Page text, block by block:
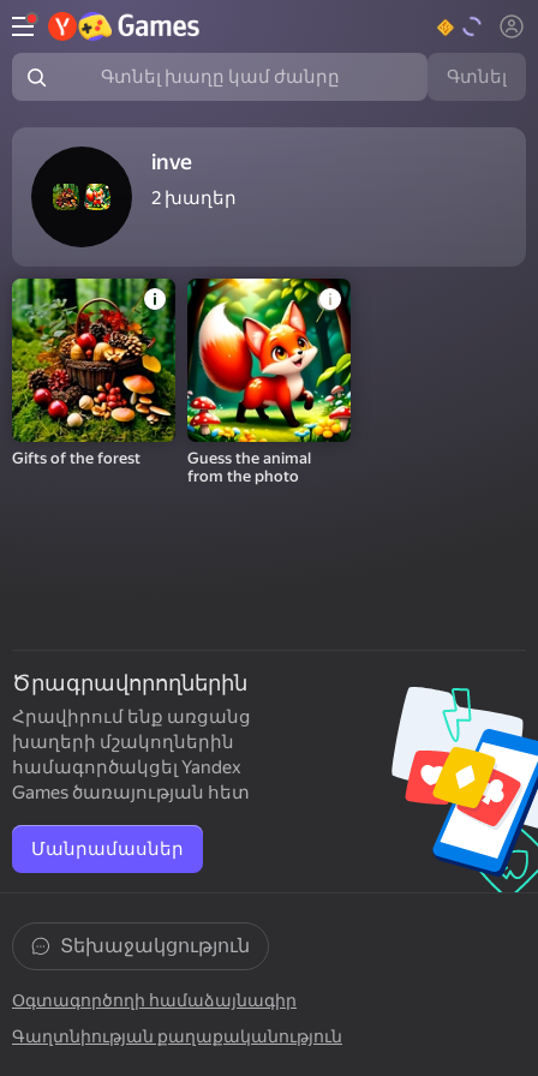
Գտնել խաղը կամ ժանրը Գտնել
inve
2 խաղեր
Gifts of the forest
Guess the animal
from the photo
Ծրագրավորողներին
Հրավիրում ենք առցանց
խաղերի մշակողներին
համագործակցել Yandex
Games ծառայության հետ
Մանրամասներ
Օգտագործողի համաձայնագիր
Գաղտնիության քաղաքականություն
Տեխաջակցություն